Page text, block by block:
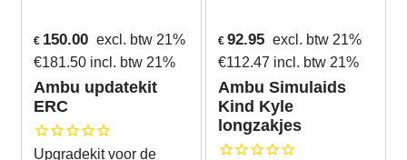
€ 150.00 excl. btw 21%
€181.50 incl. btw 21%
Ambu updatekit
ERC
Upgradekit voor de
€ 92.95 excl. btw 21%
€112.47 incl. btw 21%
Ambu Simulaids
Kind Kyle
longzakjes